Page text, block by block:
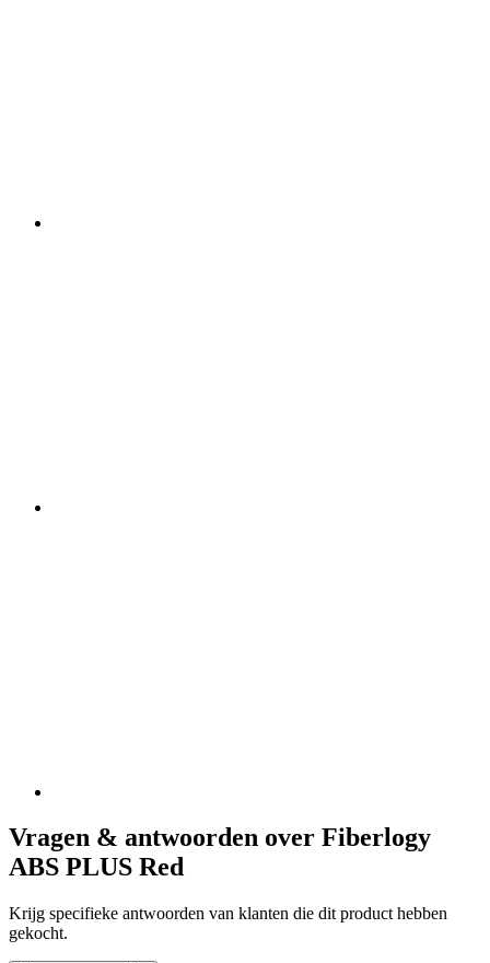
Vragen & antwoorden over Fiberlogy
ABS PLUS Red
Krijg specifieke antwoorden van klanten die dit product hebben
gekocht.